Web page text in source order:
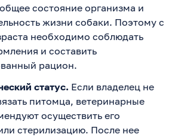
состояние организма и
жизни собаки. Поэтому с
необходимо соблюдать
и составить
рацион.
статус. Если владелец не
питомца, ветеринарные
осуществить его
стерилизацию. После нее